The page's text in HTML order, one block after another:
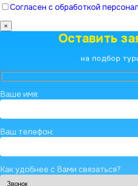
Согласен с обработкой
×
Оставить
на подбор
Ваше имя:
Ваш телефон:
Как удобнее с Вами связаться?